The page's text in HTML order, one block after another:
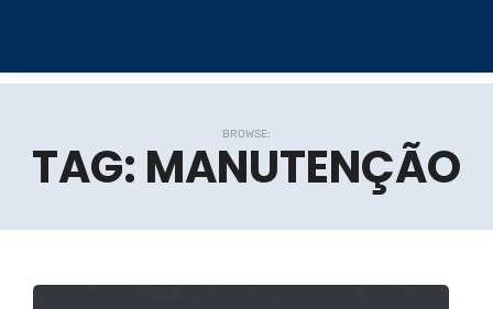
BROWSE:
TAG: MANUTENÇÃO